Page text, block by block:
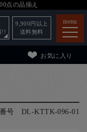
点の品揃え
menu
お気に入り
!!
9,900 円以上
送料無料
号 DL-KTTK-096-01